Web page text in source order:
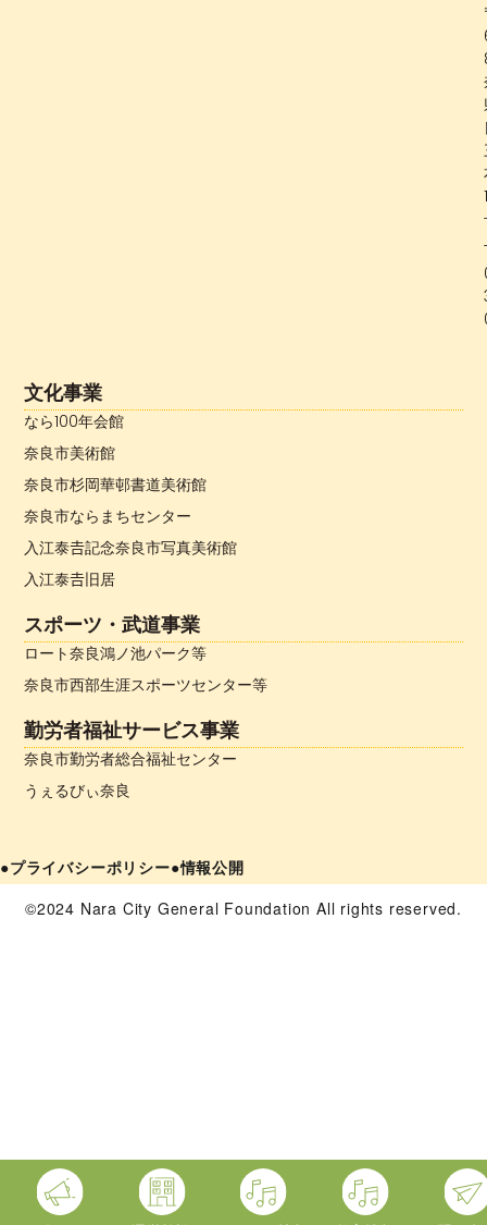
文化事業
なら100年会館
奈良市美術館
奈良市杉岡華邨書道美術館
奈良市ならまちセンター
入江泰𠮷記念奈良市写真美術館
入江泰𠮷旧居
スポーツ・武道事業
ロート奈良鴻ノ池パーク等
奈良市西部生涯スポーツセンター等
勤労者福祉サービス事業
奈良市勤労者総合福祉センター
うぇるびぃ奈良
●プライバシーポリシー●情報公開
©2024 Nara City General Foundation All rights reserved.